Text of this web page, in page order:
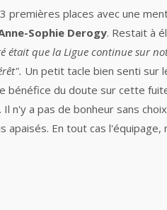
premières places avec une
Sophie Derogy. Restait à
que la Ligue continue sur
Un petit tacle bien senti sur
du doute sur cette
n'y a pas de bonheur sans
En tout cas